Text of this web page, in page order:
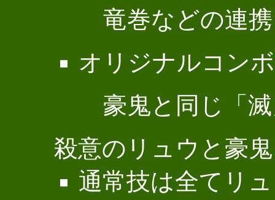
竜巻などの連
オリジナルコン
豪鬼と同じ「
殺意のリュウと豪
通常技は全てリ